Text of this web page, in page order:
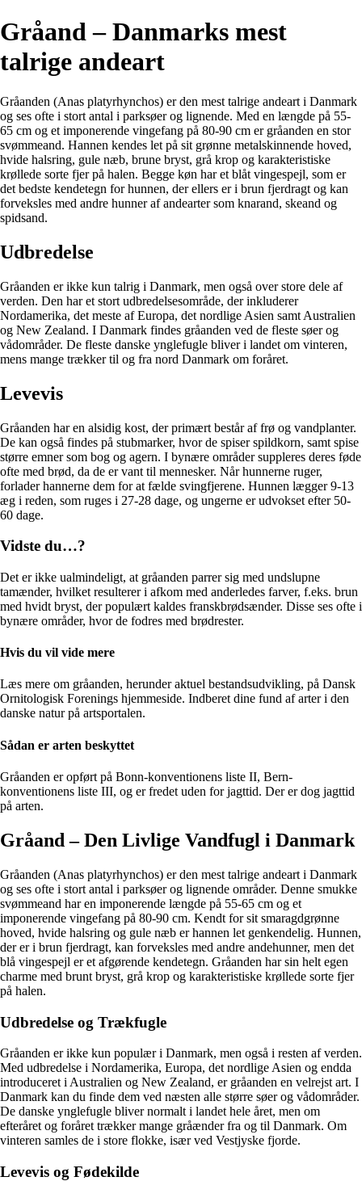
Gråand – Danmarks mest
talrige andeart
Gråanden (Anas platyrhynchos) er den mest talrige andeart i Danmark
og ses ofte i stort antal i parksøer og lignende. Med en længde på 55-
65 cm og et imponerende vingefang på 80-90 cm er gråanden en stor
svømmeand. Hannen kendes let på sit grønne metalskinnende hoved,
hvide halsring, gule næb, brune bryst, grå krop og karakteristiske
krøllede sorte fjer på halen. Begge køn har et blåt vingespejl, som er
det bedste kendetegn for hunnen, der ellers er i brun fjerdragt og kan
forveksles med andre hunner af andearter som knarand, skeand og
spidsand.
Udbredelse
Gråanden er ikke kun talrig i Danmark, men også over store dele af
verden. Den har et stort udbredelsesområde, der inkluderer
Nordamerika, det meste af Europa, det nordlige Asien samt Australien
og New Zealand. I Danmark findes gråanden ved de fleste søer og
vådområder. De fleste danske ynglefugle bliver i landet om vinteren,
mens mange trækker til og fra nord Danmark om foråret.
Levevis
Gråanden har en alsidig kost, der primært består af frø og vandplanter.
De kan også findes på stubmarker, hvor de spiser spildkorn, samt spise
større emner som bog og agern. I bynære områder suppleres deres føde
ofte med brød, da de er vant til mennesker. Når hunnerne ruger,
forlader hannerne dem for at fælde svingfjerene. Hunnen lægger 9-13
æg i reden, som ruges i 27-28 dage, og ungerne er udvokset efter 50-
60 dage.
Vidste du…?
Det er ikke ualmindeligt, at gråanden parrer sig med undslupne
tamænder, hvilket resulterer i afkom med anderledes farver, f.eks. brun
med hvidt bryst, der populært kaldes franskbrødsænder. Disse ses ofte i
bynære områder, hvor de fodres med brødrester.
Hvis du vil vide mere
Læs mere om gråanden, herunder aktuel bestandsudvikling, på Dansk
Ornitologisk Forenings hjemmeside. Indberet dine fund af arter i den
danske natur på artsportalen.
Sådan er arten beskyttet
Gråanden er opført på Bonn-konventionens liste II, Bern-
konventionens liste III, og er fredet uden for jagttid. Der er dog jagttid
på arten.
Gråand – Den Livlige Vandfugl i Danmark
Gråanden (Anas platyrhynchos) er den mest talrige andeart i Danmark
og ses ofte i stort antal i parksøer og lignende områder. Denne smukke
svømmeand har en imponerende længde på 55-65 cm og et
imponerende vingefang på 80-90 cm. Kendt for sit smaragdgrønne
hoved, hvide halsring og gule næb er hannen let genkendelig. Hunnen,
der er i brun fjerdragt, kan forveksles med andre andehunner, men det
blå vingespejl er et afgørende kendetegn. Gråanden har sin helt egen
charme med brunt bryst, grå krop og karakteristiske krøllede sorte fjer
på halen.
Udbredelse og Trækfugle
Gråanden er ikke kun populær i Danmark, men også i resten af verden.
Med udbredelse i Nordamerika, Europa, det nordlige Asien og endda
introduceret i Australien og New Zealand, er gråanden en velrejst art. I
Danmark kan du finde dem ved næsten alle større søer og vådområder.
De danske ynglefugle bliver normalt i landet hele året, men om
efteråret og foråret trækker mange gråænder fra og til Danmark. Om
vinteren samles de i store flokke, især ved Vestjyske fjorde.
Levevis og Fødekilde